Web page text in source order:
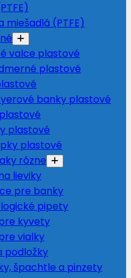
miešadlá (PTFE)
valce plastové
plastové
banky plastové
plastové
plastové
rôzne
lieviky
pre banky
pipety
kyvety
vialky
podložky
špachtle a pinzety